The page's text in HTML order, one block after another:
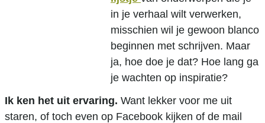
in je verhaal wilt verwerken,
misschien wil je gewoon blanco
beginnen met schrijven. Maar
ja, hoe doe je dat? Hoe lang ga
je wachten op inspiratie?
Ik ken het uit ervaring. Want lekker voor me uit
staren, of toch even op Facebook kijken of de mail